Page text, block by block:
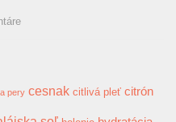
pery cesnak citlivá pleť citrón